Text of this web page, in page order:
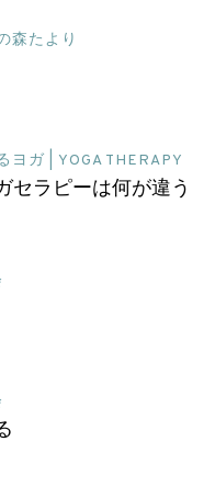
森たより
ヨガ | YOGA THERAPY
セラピーは何が違う